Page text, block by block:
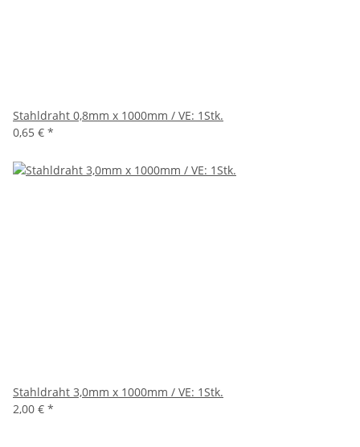
Stahldraht 0,8mm x 1000mm / VE: 1Stk.
0,65 € *
Stahldraht 3,0mm x 1000mm / VE: 1Stk.
2,00 € *